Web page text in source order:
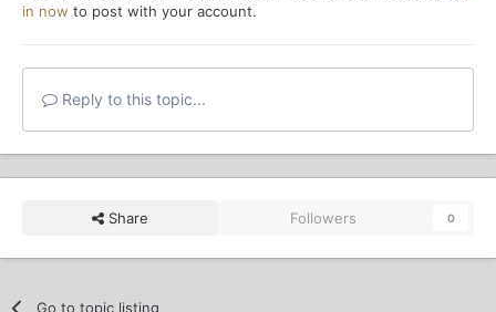
in now to post with your account.
Reply to this topic...
Share Followers 0
Go to topic listing